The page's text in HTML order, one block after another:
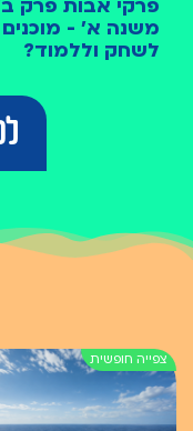
פרקי אבות פרק
משנה א׳ - מוכנים
לשחק וללמוד?